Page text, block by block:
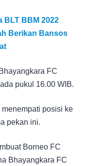
BLT BBM 2022
Berikan Bansos
FC
pukul 16.00 WIB.
posisi ke
pekan ini.
Borneo FC
Bhayangkara FC